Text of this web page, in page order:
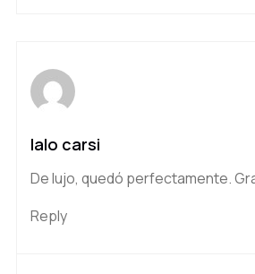
lalo carsi
De lujo, quedó perfectamente.
Reply